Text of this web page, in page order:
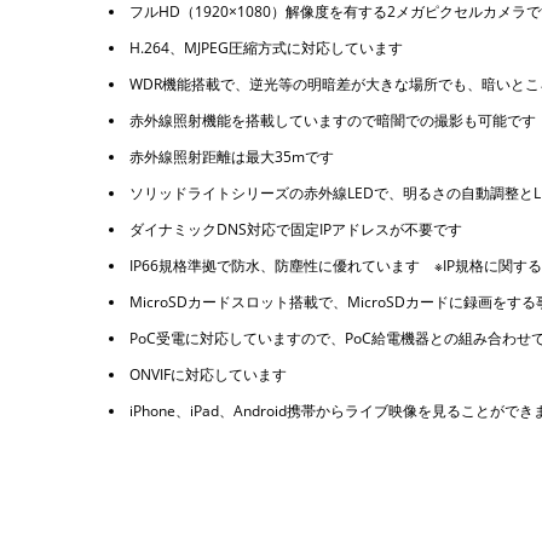
フルHD（1920×1080）解像度を有する2メガピクセルカメラ
H.264、MJPEG圧縮方式に対応しています
WDR機能搭載で、逆光等の明暗差が大きな場所でも、暗いと
赤外線照射機能を搭載していますので暗闇での撮影も可能です
赤外線照射距離は最大35mです
ソリッドライトシリーズの赤外線LEDで、明るさの自動調整と
ダイナミックDNS対応で固定IPアドレスが不要です
IP66規格準拠で防水、防塵性に優れています ※IP規格に関す
MicroSDカードスロット搭載で、MicroSDカードに録画をする
PoC受電に対応していますので、PoC給電機器との組み合わ
ONVIFに対応しています
iPhone、iPad、Android携帯からライブ映像を見ることができ